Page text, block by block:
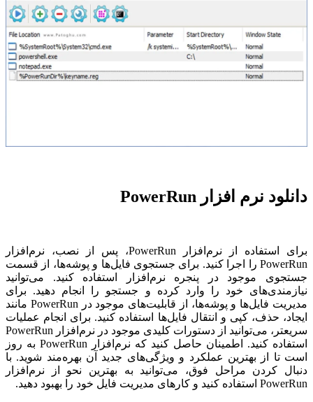
دانلود نرم افزار PowerRun
برای استفاده از نرم‌افزار PowerRun، پس از نصب، نرم‌افزار
PowerRun را اجرا کنید. برای جستجوی فایل‌ها و پوشه‌ها، از قسمت
جستجوی موجود در پنجره نرم‌افزار استفاده کنید. می‌توانید
نیازمندی‌های خود را وارد کرده و جستجو را انجام دهید. برای
مدیریت فایل‌ها و پوشه‌ها، از قابلیت‌های موجود در PowerRun مانند
ایجاد، حذف، کپی و انتقال فایل‌ها استفاده کنید. برای انجام عملیات
سریعتر، می‌توانید از دستورات کلیدی موجود در نرم‌افزار PowerRun
استفاده کنید. اطمینان حاصل کنید که نرم‌افزار PowerRun به روز
است تا از بهترین عملکرد و ویژگی‌های جدید آن بهره‌مند شوید. با
دنبال کردن مراحل فوق، می‌توانید به بهترین نحو از نرم‌افزار
PowerRun استفاده کنید و کارهای مدیریت فایل خود را بهبود دهید.